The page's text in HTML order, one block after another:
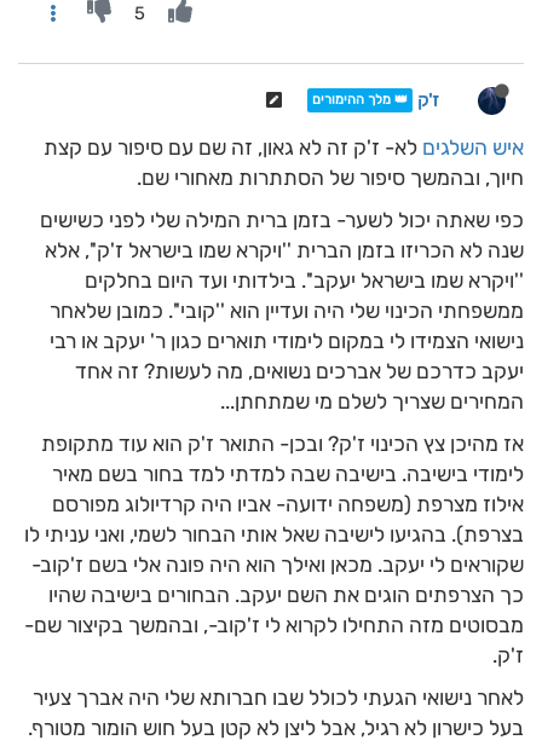
5
ז'ק 👑 מלך ההימורים
איש השלגים לא- ז'ק זה לא גאון, זה שם עם סיפור עם קצת
חיוך, ובהמשך סיפור של הסתתרות מאחורי שם.
כפי שאתה יכול לשער- בזמן ברית המילה שלי לפני כשישים
שנה לא הכריזו בזמן הברית ''ויקרא שמו בישראל ז'ק'', אלא
''ויקרא שמו בישראל יעקב''. בילדותי ועד היום בחלקים
ממשפחתי הכינוי שלי היה ועדיין הוא ''קובי''. כמובן שלאחר
נישואי הצמידו לי במקום לימודי תוארים כגון ר' יעקב או רבי
יעקב כדרכם של אברכים נשואים, מה לעשות? זה אחד
המחירים שצריך לשלם מי שמתחתן...
אז מהיכן צץ הכינוי ז'ק? ובכן- התואר ז'ק הוא עוד מתקופת
לימודי בישיבה. בישיבה שבה למדתי למד בחור בשם מאיר
אילוז מצרפת (משפחה ידועה- אביו היה קרדיולוג מפורסם
בצרפת). בהגיעו לישיבה שאל אותי הבחור לשמי, ואני עניתי לו
שקוראים לי יעקב. מכאן ואילך הוא היה פונה אלי בשם ז'קוב-
כך הצרפתים הוגים את השם יעקב. הבחורים בישיבה שהיו
מבסוטים מזה התחילו לקרוא לי ז'קוב-, ובהמשך בקיצור שם-
ז'ק.
לאחר נישואי הגעתי לכולל שבו חברותא שלי היה אברך צעיר
בעל כישרון לא רגיל, אבל ליצן לא קטן בעל חוש הומור מטורף.